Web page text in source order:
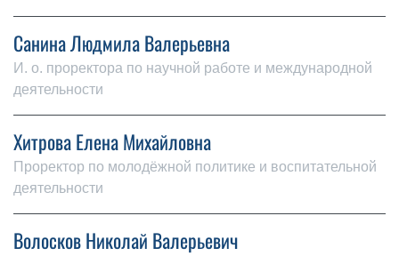
Санина Людмила Валерьевна
И. о. проректора по научной работе и международной
деятельности
Хитрова Елена Михайловна
Проректор по молодёжной политике и воспитательной
деятельности
Волосков Николай Валерьевич